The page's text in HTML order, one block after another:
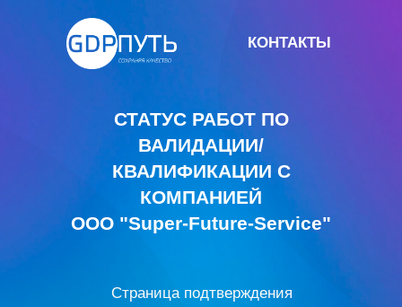
СТАТУС РАБОТ ПО
ВАЛИДАЦИИ/
КВАЛИФИКАЦИИ С
КОМПАНИЕЙ
ООО "Super-Future-Service"
КОНТАКТЫ
Страница подтверждения